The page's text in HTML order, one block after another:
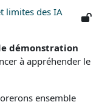
limites des IA
démonstration
à appréhender le
ensemble